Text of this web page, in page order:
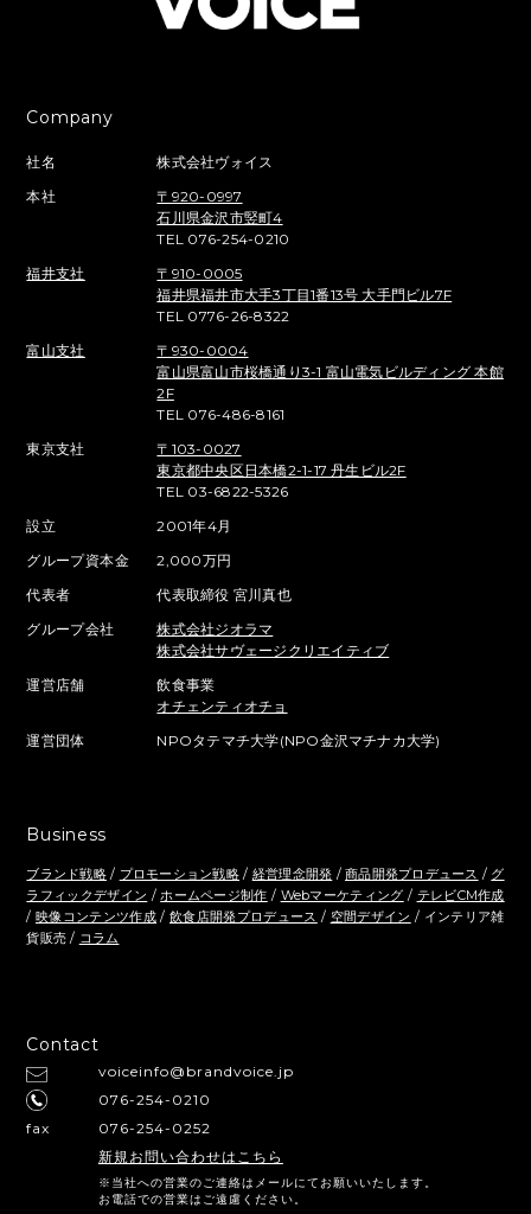
Company
社名
株式会社ヴォイス
本社
〒920-0997
石川県金沢市竪町4
TEL 076-254-0210
福井支社
〒910-0005
福井県福井市大手3丁目1番13号 大手門ビル7F
TEL 0776-26-8322
富山支社
〒930-0004
富山県富山市桜橋通り3-1 富山電気ビルディング 本館
2F
TEL 076-486-8161
東京支社
〒103-0027
東京都中央区日本橋2-1-17 丹生ビル2F
TEL 03-6822-5326
設立
2001年4月
グループ資本金
2,000万円
代表者
代表取締役 宮川真也
グループ会社
株式会社ジオラマ
株式会社サヴェージクリエイティブ
運営店舗
飲食事業
オチェンティオチョ
運営団体
NPOタテマチ大学(NPO金沢マチナカ大学)
Business
ブランド戦略/ プロモーション戦略 / 経営理念開発 /商品開発プロデュース / グ
ラフィックデザイン /ホームページ制作 / Webマーケティング / テレビCM作成
/ 映像コンテンツ作成 / 飲食店開発プロデュース / 空間デザイン / インテリア雑
貨販売 / コラム
Contact
voiceinfo@brandvoice.jp
076-254-0210
fax
076-254-0252
新規お問い合わせはこちら
※当社への営業のご連絡はメールにてお願いいたします。
お電話での営業はご遠慮ください。